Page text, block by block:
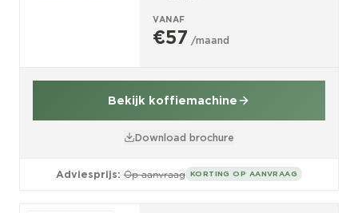
VANAF
€57 /maand
Bekijk koffiemachine
Download brochure
Adviesprijs: Op aanvraag KORTING OP AANVRAAG